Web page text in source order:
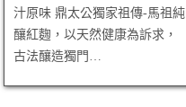
汁原味 鼎太公獨家祖傳-馬祖純
釀紅麴，以天然健康為訴求，
古法釀造獨門…